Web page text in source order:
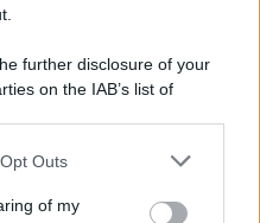
further disclosure of your
on the IAB’s list of
by us to third parties
Outs
of my